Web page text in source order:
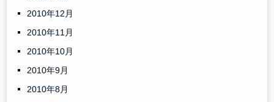
2010年12月
2010年11月
2010年10月
2010年9月
2010年8月